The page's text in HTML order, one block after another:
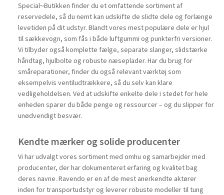
Special~Butikken finder du et omfattende sortiment af
reservedele, så du nemt kan udskifte de slidte dele og forlænge
levetiden på dit udstyr. Blandt vores mest populære dele er hjul
til sækkevogn, som fås i både luftgummi og punkterfri versioner.
Vi tilbyder også komplette fælge, separate slanger, slidstærke
håndtag, hjulbolte og robuste næseplader. Har du brug for
småreparationer, finder du også relevant værktøj som
eksempelvis ventiludtrækkere, så du selv kan klare
vedligeholdelsen. Ved at udskifte enkelte dele i stedet for hele
enheden sparer du både penge og ressourcer – og du slipper for
unødvendigt besvær.
Kendte mærker og solide producenter
Vi har udvalgt vores sortiment med omhu og samarbejder med
producenter, der har dokumenteret erfaring og kvalitet bag
deres navne. Ravendo er en af de mest anerkendte aktører
inden for transportudstyr og leverer robuste modeller til tung